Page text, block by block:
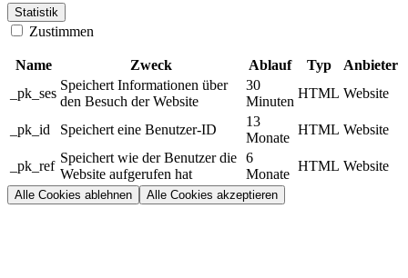
Statistik
Zustimmen
Name Zweck Ablauf Typ
Anbieter
_pk_ses
Speichert Informationen über
den Besuch der Website
30
Minuten
HTML Website
_pk_id Speichert eine Benutzer-ID
13
Monate
HTML Website
_pk_ref
Speichert wie der Benutzer die
Website aufgerufen hat
6
Monate
HTML Website
Alle Cookies ablehnen Alle Cookies akzeptieren